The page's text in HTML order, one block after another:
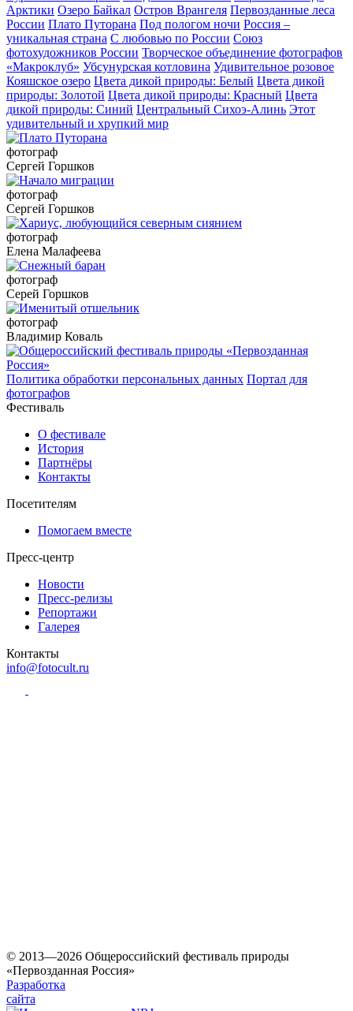
Арктики Озеро Байкал Остров Врангеля Первозданные леса
России Плато Путорана Под пологом ночи Россия –
уникальная страна С любовью по России Союз
фотохудожников России Творческое объединение фотографов
«Макроклуб» Убсунурская котловина Удивительное розовое
Кояшское озеро Цвета дикой природы: Белый Цвета дикой
природы: Золотой Цвета дикой природы: Красный Цвета
дикой природы: Синий Центральный Сихоэ-Алинь Этот
удивительный и хрупкий мир
фотограф
Сергей Горшков
фотограф
Сергей Горшков
фотограф
Елена Малафеева
фотограф
Серей Горшков
фотограф
Владимир Коваль
Политика обработки персональных данных Портал для
фотографов
Фестиваль
О фестивале
История
Партнёры
Контакты
Посетителям
Помогаем вместе
Пресс-центр
Новости
Пресс-релизы
Репортажи
Галерея
Контакты
info@fotocult.ru
© 2013—2026 Общероссийский фестиваль природы
«Первозданная Россия»
Разработка
сайта